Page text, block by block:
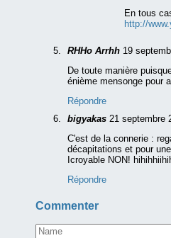
En tous
http://
RHHo Arrhh 19
De toute manière
énième mensonge pour
Répondre
bigyakas 21 septembre
C'est de la connerie :
décapitations et pour
Icroyable NON!
Répondre
Commenter